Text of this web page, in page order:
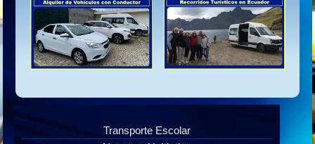
Transporte Escolar